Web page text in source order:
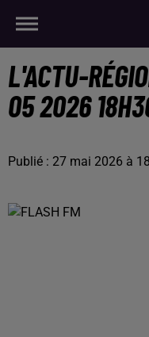
L'ACTU-
05 2026
Publié : 27 mai 2026 à